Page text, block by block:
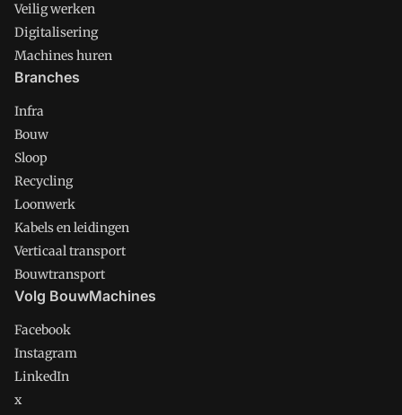
Veilig werken
Digitalisering
Machines huren
Branches
Infra
Bouw
Sloop
Recycling
Loonwerk
Kabels en leidingen
Verticaal transport
Bouwtransport
Volg BouwMachines
Facebook
Instagram
LinkedIn
x